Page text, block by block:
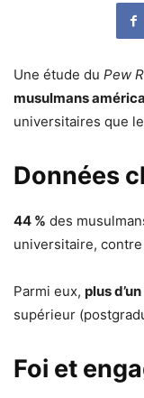
Une étude du Pew
musulmans
universitaires que
Données
44 % des
universitaire,
Parmi eux, plus
supérieur
Foi et